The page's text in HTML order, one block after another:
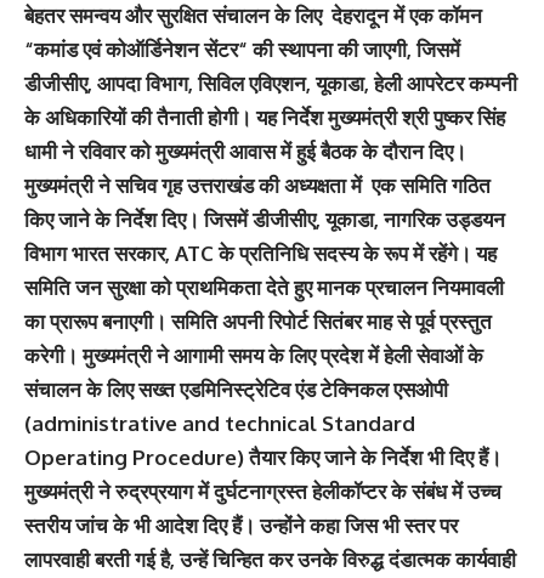
बेहतर समन्वय और सुरक्षित संचालन के लिए देहरादून में एक कॉमन
“कमांड एवं कोऑर्डिनेशन सेंटर“ की स्थापना की जाएगी, जिसमें
डीजीसीए, आपदा विभाग, सिविल एविएशन, यूकाडा, हेली आपरेटर कम्पनी
के अधिकारियों की तैनाती होगी। यह निर्देश मुख्यमंत्री श्री पुष्कर सिंह
धामी ने रविवार को मुख्यमंत्री आवास में हुई बैठक के दौरान दिए।
मुख्यमंत्री ने सचिव गृह उत्तराखंड की अध्यक्षता में एक समिति गठित
किए जाने के निर्देश दिए। जिसमें डीजीसीए, यूकाडा, नागरिक उड्डयन
विभाग भारत सरकार, ATC के प्रतिनिधि सदस्य के रूप में रहेंगे। यह
समिति जन सुरक्षा को प्राथमिकता देते हुए मानक प्रचालन नियमावली
का प्रारूप बनाएगी। समिति अपनी रिपोर्ट सितंबर माह से पूर्व प्रस्तुत
करेगी। मुख्यमंत्री ने आगामी समय के लिए प्रदेश में हेली सेवाओं के
संचालन के लिए सख्त एडमिनिस्ट्रेटिव एंड टेक्निकल एसओपी
(administrative and technical Standard
Operating Procedure) तैयार किए जाने के निर्देश भी दिए हैं।
मुख्यमंत्री ने रुद्रप्रयाग में दुर्घटनाग्रस्त हेलीकॉप्टर के संबंध में उच्च
स्तरीय जांच के भी आदेश दिए हैं। उन्होंने कहा जिस भी स्तर पर
लापरवाही बरती गई है, उन्हें चिन्हित कर उनके विरुद्ध दंडात्मक कार्यवाही